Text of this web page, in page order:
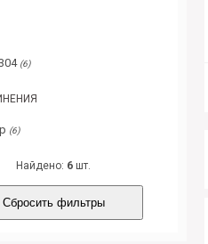
(6)
(6)
Найдено: 6 шт.
Сбросить фильтры